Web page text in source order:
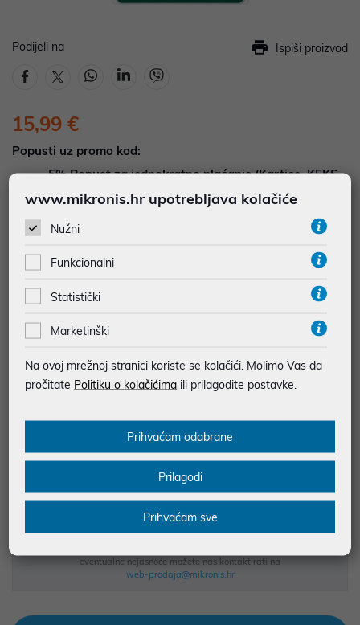
Podijeli na Ispiši proizvod
15,99 €
Popusti uz promo kod:
5%Popust za jednokratno plaćanje (Kartice, KEKS
pay, Virman, Gotovina, Crypto) uz promo kod
"POPUST" , popusti se međusobno ne zbrajaju
Dodajte u košaricu
najam za pravne osobe od 12 do 36 mj. već od
Vidi detalje Pošalji upit
BESPLATNA DOSTAVA ZA NARUDŽBE IZNAD 66,36€
MOGUĆNOST PLAĆANJA NA RATE
Podaci uz artikle su prezentirani u dobroj namjeri. Mikronis d.o.o. ne
odgovara za eventualne pogreške nastale u opisu proizvoda, greške
prilikom štampanja te promjene u dostupnosti i cijene. Slike artikala su
eventualne nejasnoće možete nas kontaktirati na
web-prodaja@mikronis.hr
www.mikronis.hr upotrebljava kolačiće
Nužni
Funkcionalni
Statistički
Marketinški
Na ovoj mrežnoj stranici koriste se kolačići. Molimo Vas da
pročitate Politiku o kolačićima ili prilagodite postavke.
Prihvaćam odabrane
Prilagodi
Prihvaćam sve